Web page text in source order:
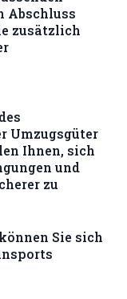
Abschluss
zusätzlich
Umzugsgüter
Ihnen, sich
und
zu
Sie sich